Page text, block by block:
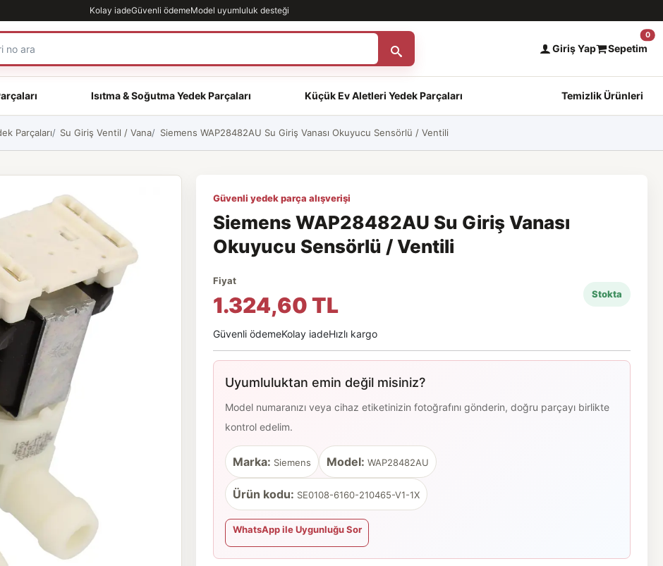
Kolay iadeGüvenli ödemeModel uyumluluk desteği
Giriş Yap Sepetim
0
Isıtma & Soğutma Yedek Parçaları Küçük Ev Aletleri Yedek Parçaları Temizlik Ürünleri
Parçaları Su Giriş Ventil / Vana Siemens WAP28482AU Su Giriş Vanası Okuyucu Sensörlü / Ventili
Güvenli yedek parça alışverişi
Siemens WAP28482AU Su Giriş Vanası
Okuyucu Sensörlü / Ventili
Fiyat
1.324,60 TL Stokta
Güvenli ödemeKolay iadeHızlı kargo
Uyumluluktan emin değil misiniz?
Model numaranızı veya cihaz etiketinizin fotoğrafını gönderin, doğru parçayı birlikte
kontrol edelim.
Marka: Siemens Model: WAP28482AU
Ürün kodu: SE0108-6160-210465-V1-1X
WhatsApp ile Uygunluğu Sor